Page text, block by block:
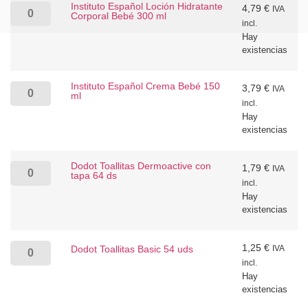
Instituto Español Loción Hidratante
Corporal Bebé 300 ml
4,79 € IVA
incl.
Hay
existencias
Instituto Español Crema Bebé 150
ml
3,79 € IVA
incl.
Hay
existencias
Dodot Toallitas Dermoactive con
tapa 64 ds
1,79 € IVA
incl.
Hay
existencias
Dodot Toallitas Basic 54 uds 1,25 € IVA
incl.
Hay
existencias